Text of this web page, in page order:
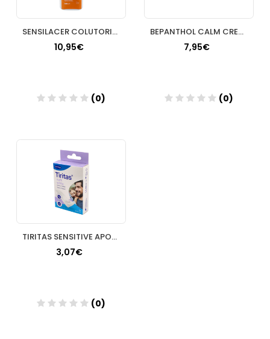
SENSILACER COLUTORIO 500 ML
10,95€
(0)
BEPANTHOL CALM CREMA 20 G
7,95€
(0)
TIRITAS SENSITIVE APOSITO ADHESIVO ELASTIC 1M X
3,07€
(0)